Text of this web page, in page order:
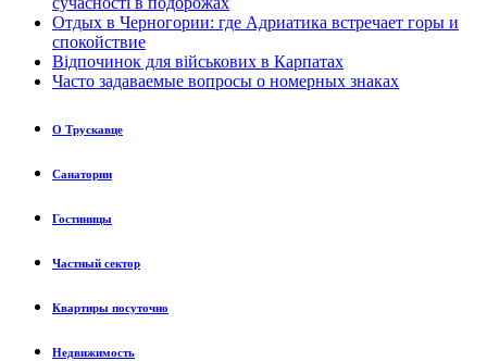
Отдых в Черногории: где Адриатика встречает горы и
спокойствие
Відпочинок для військових в Карпатах
Часто задаваемые вопросы о номерных знаках
О Трускавце
Санатории
Гостиницы
Частный сектор
Квартиры посуточно
Недвижимость